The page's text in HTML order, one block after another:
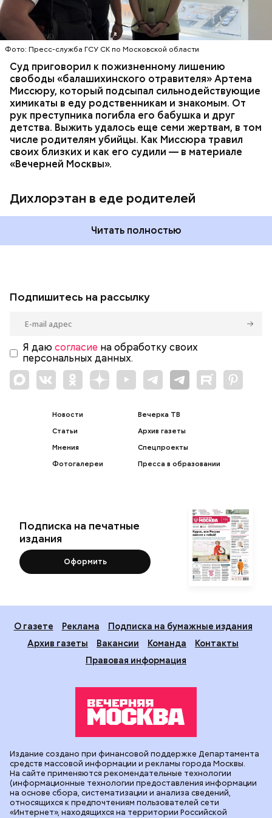
Фото: Пресс-служба ГСУ СК по Московской области
Суд приговорил к пожизненному лишению
свободы «балашихинского отравителя» Артема
Миссюру, который подсыпал сильнодействующие
химикаты в еду родственникам и знакомым. От
рук преступника погибла его бабушка и друг
детства. Выжить удалось еще семи жертвам, в том
числе родителям убийцы. Как Миссюра травил
своих близких и как его судили — в материале
«Вечерней Москвы».
Дихлорэтан в еде родителей
специалисты обнаружили сильнодействующий
химикат дихлорэтан, который не мог попасть в
организм супругов случайно. То же самое вещество
нашли в еде, изъятой из квартиры пострадавших.
Читать полностью
ОТРАВЛЕНИЯ БАЛАШИХА
РОДИТЕЛИ
СЛЕДСТВЕННЫЙ КОМИТЕТ
ЭКСПЕРТИЗЫ
Подпишитесь на рассылку
Я даю согласие на обработку своих
персональных данных.
Новости
Статьи
Мнения
Фотогалереи
Вечерка ТВ
Архив газеты
Спецпроекты
Пресса в образовании
Подписка на печатные
издания
Оформить
О газете Реклама
Подписка на бумажные издания
Архив газеты
Вакансии Команда
Контакты
Правовая информация
Издание создано при финансовой поддержке Департамента
средств массовой информации и рекламы города Москвы.
На сайте применяются рекомендательные технологии
(информационные технологии предоставления информации
на основе сбора, систематизации и анализа сведений,
относящихся к предпочтениям пользователей сети
«Интернет», находящихся на территории Российской